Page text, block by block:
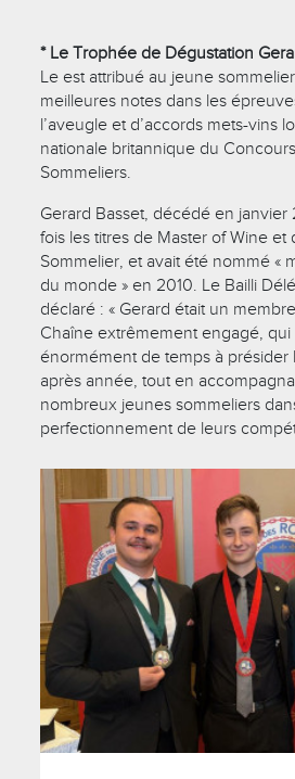
* Le Trophée de Dégustation
Le est attribué au jeune
meilleures notes dans les
l’aveugle et d’accords mets-vins
nationale britannique du
Sommeliers.
Gerard Basset, décédé en janvier
fois les titres de Master of Wine et
Sommelier, et avait été nommé «
du monde » en 2010. Le Bailli
déclaré : « Gerard était un
Chaîne extrêmement engagé, qui
énormément de temps à présider
après année, tout en
nombreux jeunes sommeliers
perfectionnement de leurs